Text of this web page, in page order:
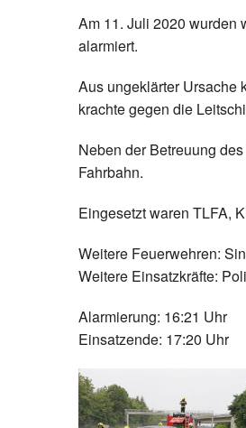
Am 11. Juli 2020 wurden
alarmiert.
Aus ungeklärter Ursache
krachte gegen die
Neben der Betreuung
Fahrbahn.
Eingesetzt waren TLFA,
Weitere Feuerwehren:
Weitere Einsatzkräfte:
Alarmierung: 16:21 Uhr
Einsatzende: 17:20 Uhr